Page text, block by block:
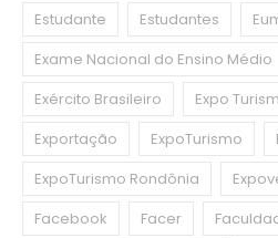
Estudante
Estudantes
Exame Nacional do Ensino Médio
Exército Brasileiro
Expo
Exportação
ExpoTurismo
ExpoTurismo Rondônia
Facebook
Facer